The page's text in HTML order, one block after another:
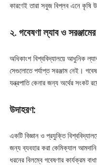
কারণেই তারা সবুজ বিপ্লব এনে কৃষি
২. গবেষণা ল্যাব ও
অধিকাংশ বিশ্ববিদ্যালয়ে আধুনিক
সেগুলোতে পর্যাপ্ত সরঞ্জাম নেই।
যন্ত্রপাতি কেনার জন্য অর্থের সংকট
উদাহরণ:
একটি বিজ্ঞান ও প্রযুক্তি
জন্য ব্যবহার করা কেমিক্যাল
ধরনের বিলম্বে গবেষণার কার্যক্রম